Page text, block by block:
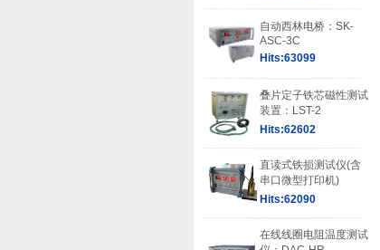
自动西林电桥：SK-
ASC-3C
Hits:63099
叠片定子铁芯磁性测试
装置：LST-2
Hits:62602
直读式铁损测试仪(含
串口微型打印机)
Hits:62090
在线线圈电阻温度测试